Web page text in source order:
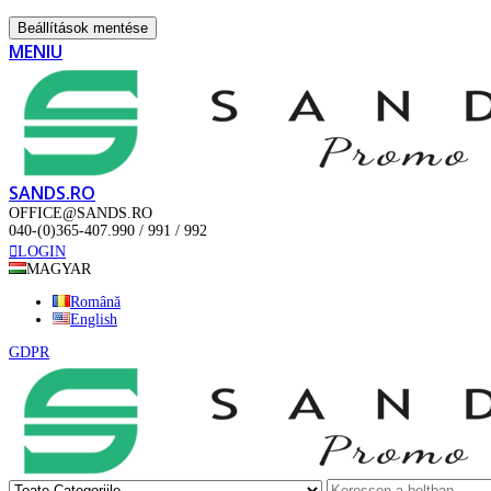
Beállítások mentése
MENIU
SANDS.RO
OFFICE@SANDS.RO
040-(0)365-407.990 / 991 / 992
LOGIN
MAGYAR
Română
English
GDPR